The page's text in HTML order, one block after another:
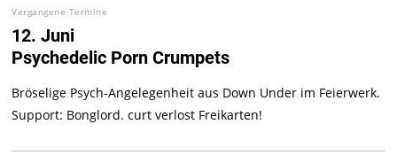
Vergangene Termine
12. Juni
Psychedelic Porn Crumpets
Bröselige Psych-Angelegenheit aus Down Under im Feierwerk.
Support: Bonglord. curt verlost Freikarten!